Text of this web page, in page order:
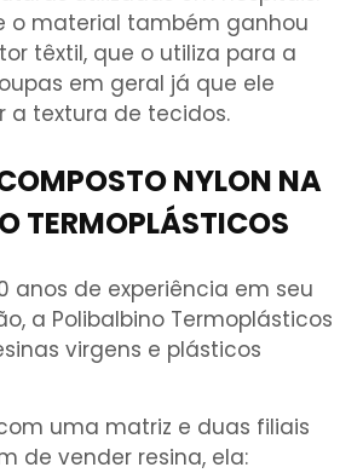
o material também ganhou
têxtil, que o utiliza para a
em geral já que ele
a textura de tecidos.
NYLON NA
TERMOPLÁSTICOS
anos de experiência em seu
a Polibalbino Termoplásticos
virgens e plásticos
uma matriz e duas filiais
de vender resina, ela: